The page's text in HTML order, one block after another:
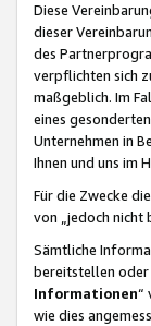
Diese
dieser
des
verpflichten sich
maßgeblich. Im
eines
Unternehmen in
Ihnen und uns im
Für die Zwecke
von „jedoch nicht
Sämtliche
bereitstellen oder
Informationen“
wie dies